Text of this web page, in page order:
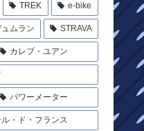
TREK e-bike
ュムラン STRAVA
カレブ・ユアン
パワーメーター
ル・ド・フランス